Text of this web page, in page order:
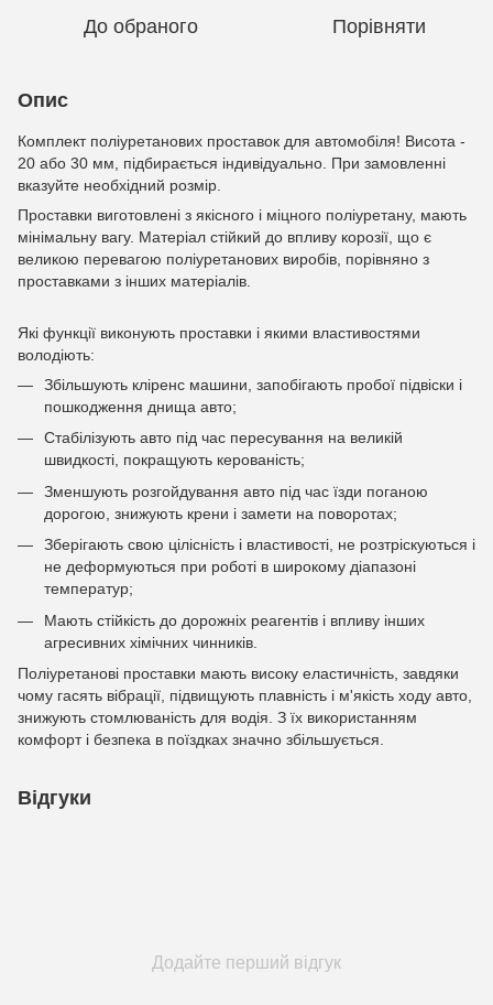
До обраного Порівняти
Опис
Комплект поліуретанових проставок для автомобіля! Висота -
20 або 30 мм, підбирається індивідуально. При замовленні
вказуйте необхідний розмір.
Проставки виготовлені з якісного і міцного поліуретану, мають
мінімальну вагу. Матеріал стійкий до впливу корозії, що є
великою перевагою поліуретанових виробів, порівняно з
проставками з інших матеріалів.
Які функції виконують проставки і якими властивостями
володіють:
Збільшують кліренс машини, запобігають пробої підвіски і
пошкодження днища авто;
Стабілізують авто під час пересування на великій
швидкості, покращують керованість;
Зменшують розгойдування авто під час їзди поганою
дорогою, знижують крени і замети на поворотах;
Зберігають свою цілісність і властивості, не розтріскуються і
не деформуються при роботі в широкому діапазоні
температур;
Мають стійкість до дорожніх реагентів і впливу інших
агресивних хімічних чинників.
Поліуретанові проставки мають високу еластичність, завдяки
чому гасять вібрації, підвищують плавність і м'якість ходу авто,
знижують стомлюваність для водія. З їх використанням
комфорт і безпека в поїздках значно збільшується.
Відгуки
Додайте перший відгук